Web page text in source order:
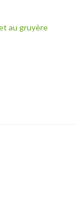
au gruyère